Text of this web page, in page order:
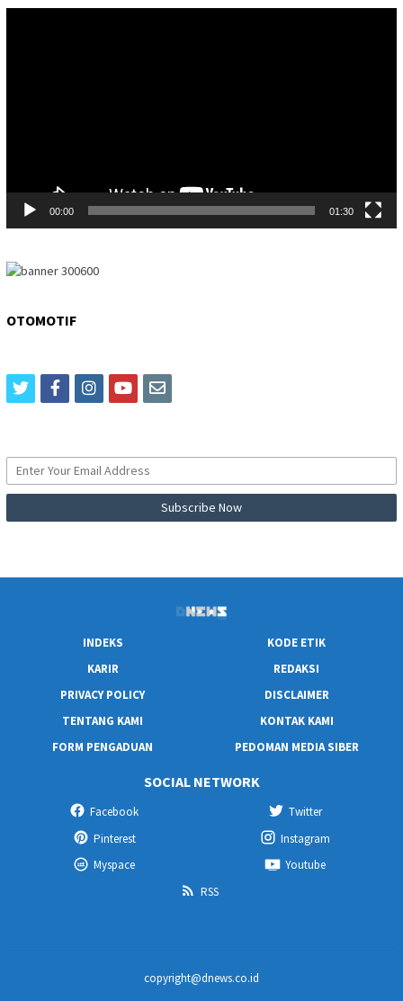
00:00 01:30
OTOMOTIF
twitterfacebookinstagram
youtubeemail
INDEKS
KODE ETIK
KARIR
REDAKSI
PRIVACY POLICY
DISCLAIMER
TENTANG KAMI
KONTAK KAMI
FORM PENGADUAN
PEDOMAN MEDIA SIBER
SOCIAL NETWORK
Facebook
Twitter
Pinterest
Instagram
Myspace
Youtube
RSS
copyright@dnews.co.id